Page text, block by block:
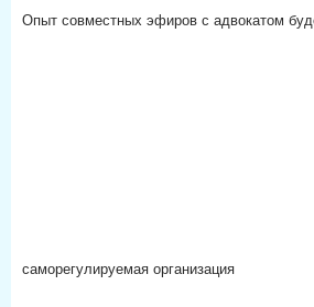
саморегулируемая организация
Опыт совместных эфиров с адвокатом